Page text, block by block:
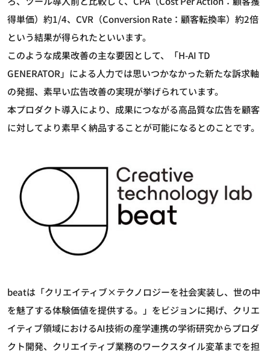
得単価）約1/4、CVR（Conversion Rate：顧客転換率）約2倍
という結果が得られたといいます。
このような成果改善の主な要因として、「H-AI TD
GENERATOR」による人力では思いつかなかった新たな訴求軸
の発掘、素早い広告改善の実現が挙げられています。
本プロダクト導入により、成果につながる高品質な広告を顧客
に対してより素早く納品することが可能になるとのことです。
beatは「クリエイティブ×テクノロジーを社会実装し、世の中
を魅了する体験価値を提供する。」をビジョンに掲げ、クリエ
イティブ領域におけるAI技術の産学連携の学術研究からプロダ
クト開発、クリエイティブ業務のワークスタイル変革までを担